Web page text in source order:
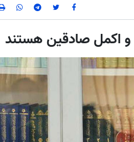
و اکمل صادقین هستند